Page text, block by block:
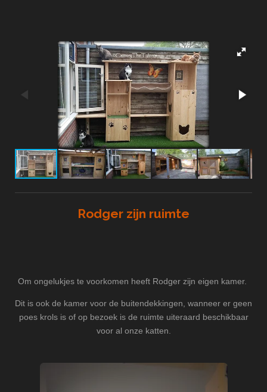
Rodger zijn ruimte
Om ongelukjes te voorkomen heeft Rodger zijn eigen kamer.
Dit is ook de kamer voor de buitendekkingen, wanneer er geen
poes krols is of op bezoek is de ruimte uiteraard beschikbaar
voor al onze katten.